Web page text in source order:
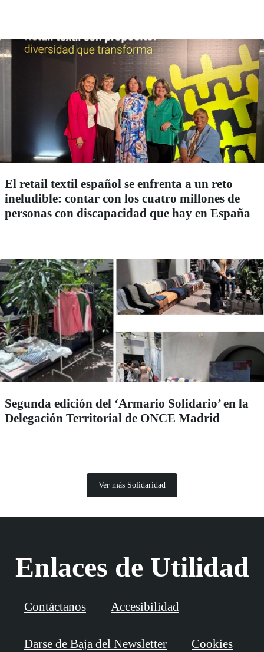
El retail textil español se enfrenta a un reto
ineludible: contar con los cuatro millones de
personas con discapacidad que hay en España
Segunda edición del ‘Armario Solidario’ en la
Delegación Territorial de ONCE Madrid
Ver más Solidaridad
Enlaces de Utilidad
Contáctanos Accesibilidad
Darse de Baja del Newsletter Cookies